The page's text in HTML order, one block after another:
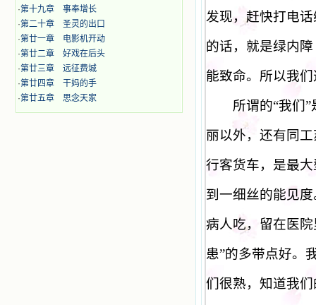
·第十九章 事奉增长
·第二十章 圣灵的出口
·第廿一章 电影机开动
·第廿二章 好戏在后头
·第廿三章 远征费城
·第廿四章 干妈的手
·第廿五章 思念天家
发现，赶快打电
的话，就是绿内
能致命。所以我
所谓的“我们”
丽以外，还有同
行客货车，是最
到一细丝的能见
病人吃，留在医
患”的多带点好。
们很熟，知道我